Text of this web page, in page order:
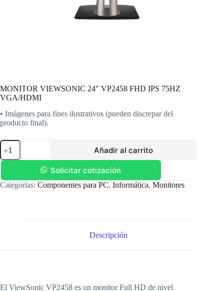
MONITOR VIEWSONIC 24″ VP2458 FHD IPS 75HZ
VGA/HDMI
• Imágenes para fines ilustrativos (pueden discrepar del
producto final).
MONITOR
VIEWSONIC
24"
FHD
IPS
Añadir al carrito
Solicitar cotización
Categorías: Componentes para PC, Informática, Monitores
Descripción
El ViewSonic VP2458 es un monitor Full HD de nivel